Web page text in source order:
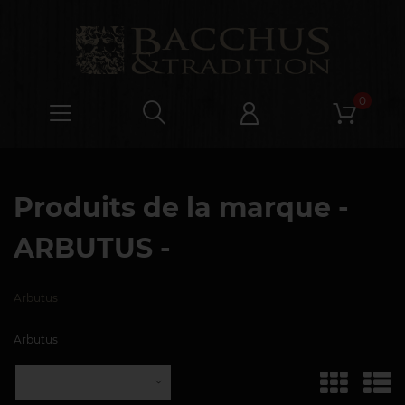
0
Produits de la marque -
ARBUTUS -
Arbutus
Arbutus